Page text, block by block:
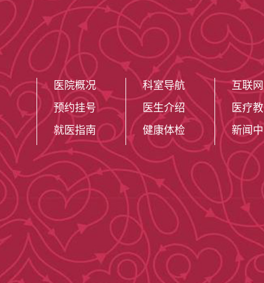
医院概况
预约挂号
就医指南
科室导航
医生介绍
健康体检
互联
医疗
新闻